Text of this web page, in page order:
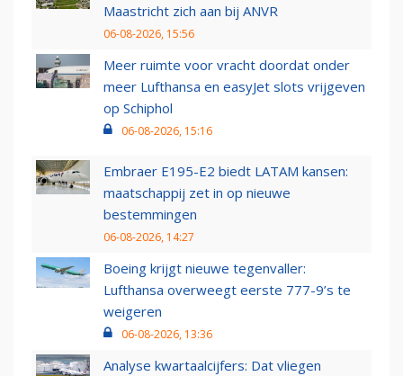
Maastricht zich aan bij ANVR
06-08-2026, 15:56
Meer ruimte voor vracht doordat onder
meer Lufthansa en easyJet slots vrijgeven
op Schiphol
06-08-2026, 15:16
Embraer E195-E2 biedt LATAM kansen:
maatschappij zet in op nieuwe
bestemmingen
06-08-2026, 14:27
Boeing krijgt nieuwe tegenvaller:
Lufthansa overweegt eerste 777-9’s te
weigeren
06-08-2026, 13:36
Analyse kwartaalcijfers: Dat vliegen